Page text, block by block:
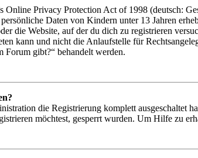
Online Privacy Protection Act of 1998 (deutsch:
Daten von Kindern unter 13 Jahren
die Website, auf der du dich zu registrieren
kann und nicht die Anlaufstelle für
Forum gibt?“ behandelt werden.
die Registrierung komplett ausgeschaltet
möchtest, gesperrt wurden. Um Hilfe zu